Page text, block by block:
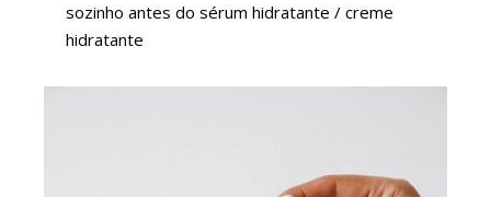
sozinho antes do sérum hidratante / creme
hidratante